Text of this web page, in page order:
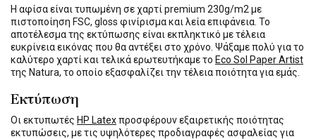
Η αφίσα είναι τυπωμένη σε χαρτί premium 230g/m2 με
πιστοποίηση FSC, gloss φινίρισμα και λεία επιφάνεια. Το
αποτέλεσμα της εκτύπωσης είναι εκπληκτικό με τέλεια
ευκρίνεια εικόνας που θα αντέξει στο χρόνο. Ψάξαμε πολύ για το
καλύτερο χαρτί και τελικά ερωτευτήκαμε το Eco Sol Paper Artist
της Natura, το οποίο εξασφαλίζει την τέλεια ποιότητα για εμάς.
Εκτύπωση
Οι εκτυπωτές HP Latexπροσφέρουν εξαιρετικής ποιότητας
εκτυπώσεις, με τις υψηλότερες προδιαγραφές ασφαλείας για